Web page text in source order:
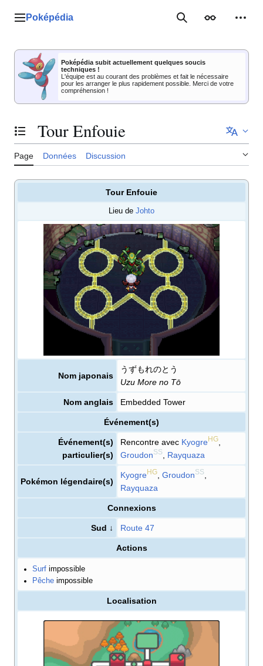
Menu principal
Poképédia RechercherApparence
Poképédia subit actuellement quelques soucis
techniques !
L'équipe est au courant des problèmes et fait le nécessaire
pour les arranger le plus rapidement possible. Merci de votre
compréhension !
Basculer la table des matières
Tour Enfouie
Page Données Discussion
Tour Enfouie
Lieu de Johto
Nom japonais
うずもれのとう
Uzu More no Tō
Nom anglais Embedded Tower
Événement(s)
Événement(s)
particulier(s)
Rencontre avec KyogreHG
GroudonSS Rayquaza
Pokémon légendaire(s)
KyogreHG GroudonSS
Rayquaza
Connexions
Sud ↓ Route 47
Actions
Surf impossible
Pêche impossible
Localisation